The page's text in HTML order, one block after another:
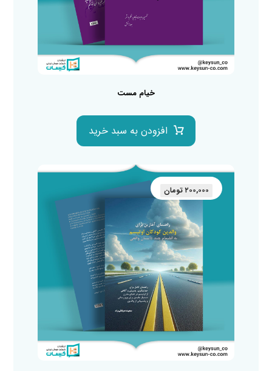
خیام مست
افزودن به سبد خرید
۲۰۰,۰۰۰ تومان